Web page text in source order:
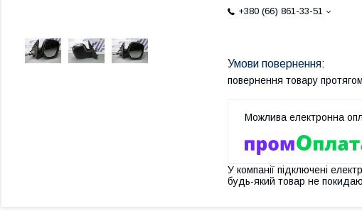
+380 (66) 861-33-51
повернення товару
У компанії підключені
будь-який товар не